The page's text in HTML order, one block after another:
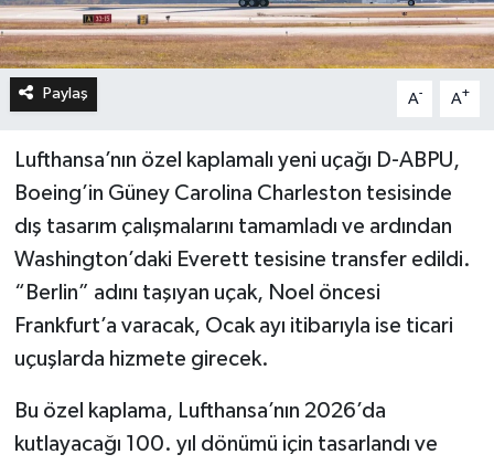
Paylaş A- A+
Lufthansa’nın özel kaplamalı yeni uçağı D-ABPU,
Boeing’in Güney Carolina Charleston tesisinde
dış tasarım çalışmalarını tamamladı ve ardından
Washington’daki Everett tesisine transfer edildi.
“Berlin” adını taşıyan uçak, Noel öncesi
Frankfurt’a varacak, Ocak ayı itibarıyla ise ticari
uçuşlarda hizmete girecek.
Bu özel kaplama, Lufthansa’nın 2026’da
kutlayacağı 100. yıl dönümü için tasarlandı ve